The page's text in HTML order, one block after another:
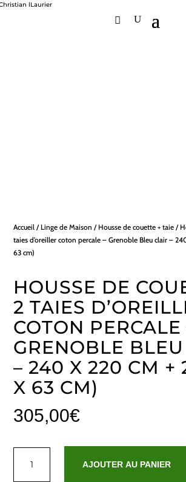
Accueil / Linge de Maison / Housse de couette + taie /
taies d’oreiller coton percale – Grenoble Bleu clair –
63 cm)
HOUSSE DE
2 TAIES
COTON PERCALE
GRENOBLE
– 240 X 220 CM +
X 63 CM)
305,00€
Housse
AJOUTER AU PANIER